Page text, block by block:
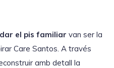
el pis familiar van ser la
Care Santos. A través
amb detall la